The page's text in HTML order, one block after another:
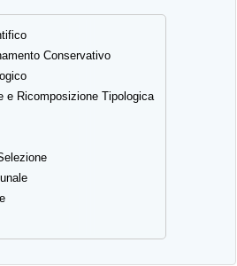
Conservativo
e Ricomposizione Tipologica